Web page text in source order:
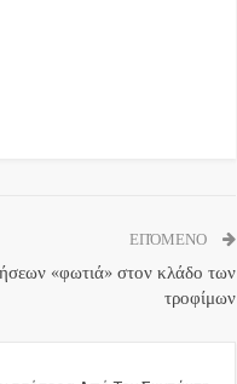
ΕΠΌΜΕΝΟ
«φωτιά» στον κλάδο των
τροφίμων